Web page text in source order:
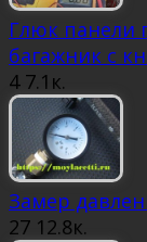
Глюк панели
багажник с
4 7.1к.
Замер
27 12.8к.